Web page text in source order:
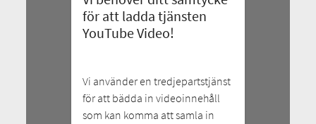
för att ladda tjänsten
YouTube Video!
Vi använder en tredjepartstjänst
för att bädda in videoinnehåll
som kan komma att samla in